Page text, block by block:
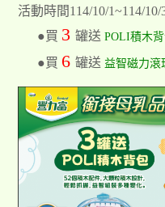
活動時間114/10/1~114/10/
●買 3罐送POLI積木
●買 6罐送益智磁力滾